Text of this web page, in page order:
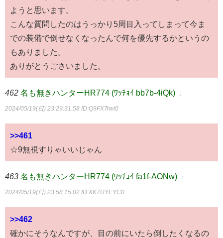
ようと思います。
こんな質問したのはうっかり5周目入ってしまって今ま
での装備で倒せなくなったんで何を優先するかというの
もありました。
ありがとうごさいました。
462 名も無きハンターHR774 (ﾜｯﾁｮｲ bb7b-4iQk) ：
2024/05/19(日) 23:29:31.58 ID:Q9FXTrwi0
>>461
☆9無視すりゃいいじゃん
463 名も無きハンターHR774 (ﾜｯﾁｮｲ fa1f-AONw) ：
2024/05/19(日) 23:58:15.02 ID:XK7UYEYC0
>>462
確かにそうなんですが、目の前にいたら倒したくなるの